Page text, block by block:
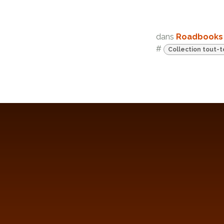
dans Roadbooks
#
Collection tout-